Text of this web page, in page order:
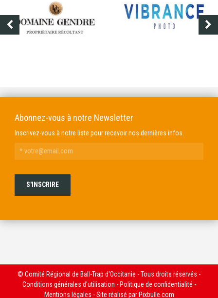
Abonnez-vous à notre Newsletter
Inscrivez-vous à notre liste pour recevoir nos dernières infos.
© Comité Régional de Ball-Trap d'Occitanie - Tous droits réservés -
Conditions générales d'utilisation - Politique de confidentialité -
Mentions légales - Site réalisé par Pixbulle.com